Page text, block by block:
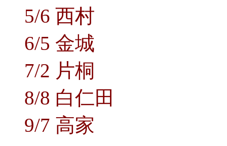
5/6 西村
6/5 金城
7/2 片桐
8/8 白仁田
9/7 高家